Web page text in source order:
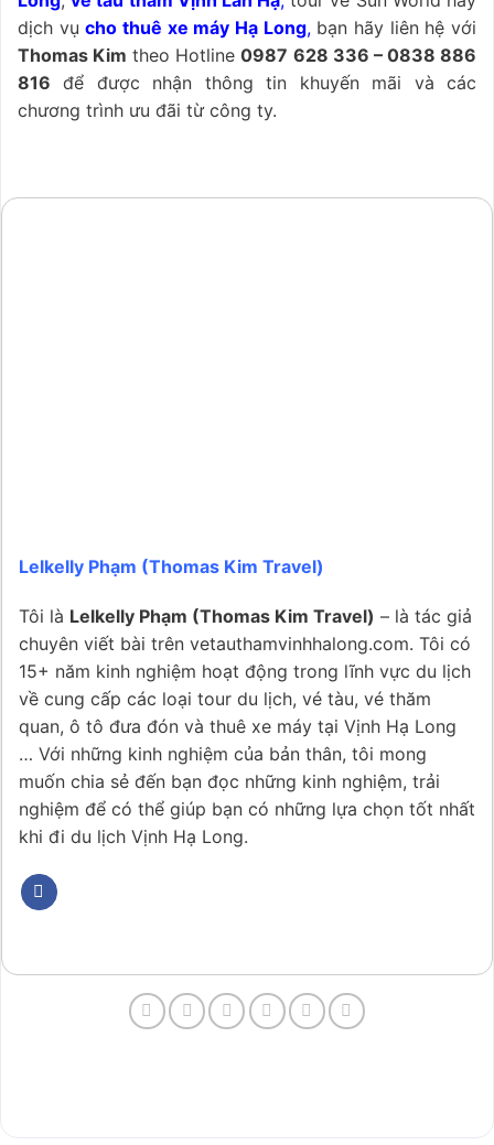
dịch vụcho thuê xe máy Hạ Long,bạn hãy liên hệ với
Thomas Kim theo Hotline0987 628 336 – 0838 886
816 để được nhận thông tin khuyến mãi và các
chương trình ưu đãi từ công ty.
Lelkelly Phạm (Thomas Kim Travel)
Tôi là Lelkelly Phạm (Thomas Kim Travel) – là tác giả
chuyên viết bài trên vetauthamvinhhalong.com. Tôi có
15+ năm kinh nghiệm hoạt động trong lĩnh vực du lịch
về cung cấp các loại tour du lịch, vé tàu, vé thăm
quan, ô tô đưa đón và thuê xe máy tại Vịnh Hạ Long
… Với những kinh nghiệm của bản thân, tôi mong
muốn chia sẻ đến bạn đọc những kinh nghiệm, trải
nghiệm để có thể giúp bạn có những lựa chọn tốt nhất
khi đi du lịch Vịnh Hạ Long.